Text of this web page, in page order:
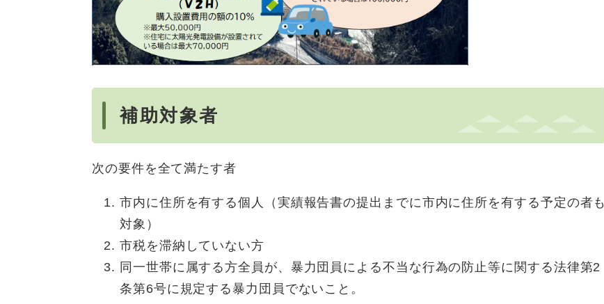
補助対象者
次の要件を全て満たす者
市内に住所を有する個人（実績報告書の提出までに市内に住所を有する予定の者も
対象）
市税を滞納していない方
同一世帯に属する方全員が、暴力団員による不当な行為の防止等に関する法律第2
条第6号に規定する暴力団員でないこと。